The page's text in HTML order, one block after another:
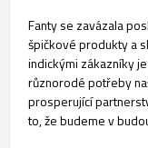
Fanty se zavázala
špičkové produkty a
indickými zákazníky
různorodé potřeby
prosperující
to, že budeme v